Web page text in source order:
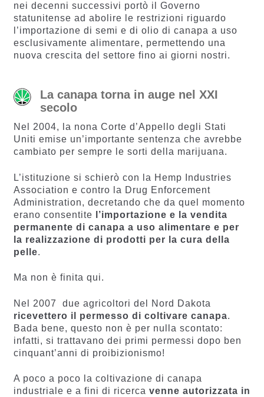
nei decenni successivi portò il Governo
statunitense ad abolire le restrizioni riguardo
l’importazione di semi e di olio di canapa a uso
esclusivamente alimentare, permettendo una
nuova crescita del settore fino ai giorni nostri.
La canapa torna in auge nel XXI
secolo
Nel 2004, la nona Corte d’Appello degli Stati
Uniti emise un’importante sentenza che avrebbe
cambiato per sempre le sorti della marijuana.
L’istituzione si schierò con la Hemp Industries
Association e contro la Drug Enforcement
Administration, decretando che da quel momento
erano consentite
l’importazione e la vendita
permanente di canapa a uso alimentare e per
la realizzazione di prodotti per la cura della
pelle.
Ma non è finita qui.
Nel 2007 due agricoltori del Nord Dakota
ricevettero il permesso di coltivare canapa.
Bada bene, questo non è per nulla scontato:
infatti, si trattavano dei primi permessi dopo ben
cinquant’anni di proibizionismo!
A poco a poco la coltivazione di canapa
industriale e a fini di ricerca venne autorizzata in